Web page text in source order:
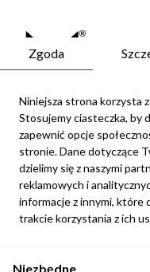
Newsletter
Możesz zrezygnować w
szczegóły w naszej informacji
internetowego.
Zgoda
Niniejsza strona korzysta
Stosujemy ciasteczka, by
zapewnić opcje
stronie. Dane dotyczące
dzielimy się z naszymi
reklamowych i
informacje z innymi, które
trakcie korzystania z ich
Niezbędne